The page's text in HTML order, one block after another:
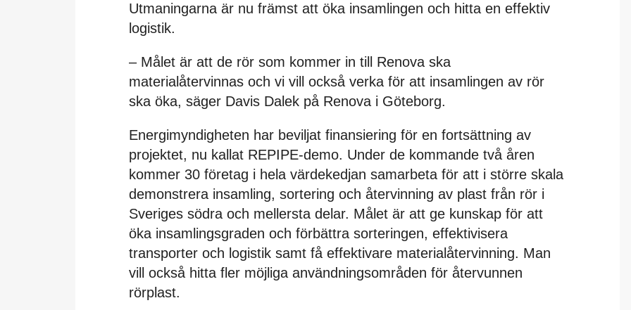
Utmaningarna är nu främst att öka insamlingen och hitta en effektiv
logistik.
– Målet är att de rör som kommer in till Renova ska
materialåtervinnas och vi vill också verka för att insamlingen av rör
ska öka, säger Davis Dalek på Renova i Göteborg.
Energimyndigheten har beviljat finansiering för en fortsättning av
projektet, nu kallat REPIPE-demo. Under de kommande två åren
kommer 30 företag i hela värdekedjan samarbeta för att i större skala
demonstrera insamling, sortering och återvinning av plast från rör i
Sveriges södra och mellersta delar. Målet är att ge kunskap för att
öka insamlingsgraden och förbättra sorteringen, effektivisera
transporter och logistik samt få effektivare materialåtervinning. Man
vill också hitta fler möjliga användningsområden för återvunnen
rörplast.